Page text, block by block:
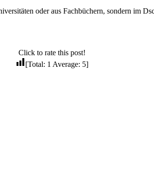
oder aus Fachbüchern, sondern im
Click to rate this post!
[Total: 1 Average: 5]